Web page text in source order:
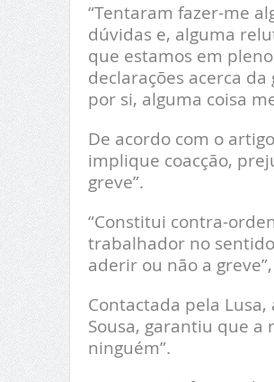
“Tentaram fazer-me
dúvidas e, alguma
que estamos em
declarações acerca
por si, alguma coisa
De acordo com o
implique coacção,
greve”.
“Constitui contra-
trabalhador no
aderir ou não a
Contactada pela
Sousa, garantiu que a
ninguém”.